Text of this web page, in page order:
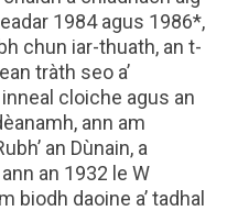
1984 agus 1986*,
chun iar-thuath, an t-
tràth seo a’
cloiche agus an
ann am
an Dùnain, a
an 1932 le W
daoine a’ tadhal